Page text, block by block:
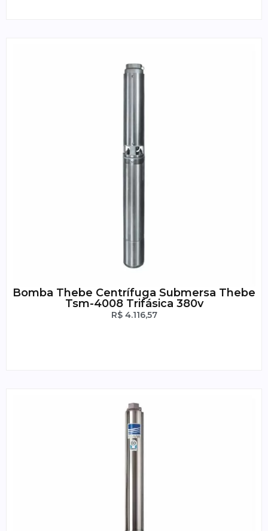
Bomba Thebe Centrífuga Submersa Thebe
Tsm-4008 Trifásica 380v
R$4.116,57